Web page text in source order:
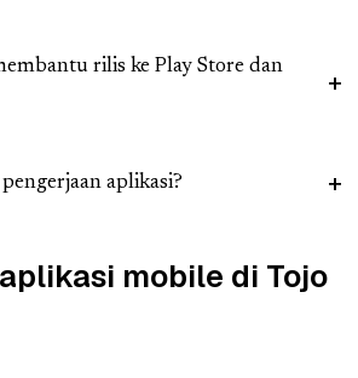
rilis ke Play Store dan
aplikasi?
mobile di Tojo